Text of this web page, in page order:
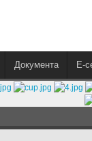
Документа E-